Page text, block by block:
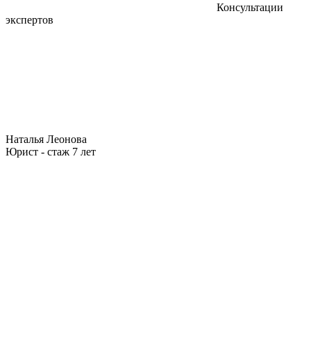
Консультации
экспертов
Наталья Леонова
Юрист - стаж 7 лет